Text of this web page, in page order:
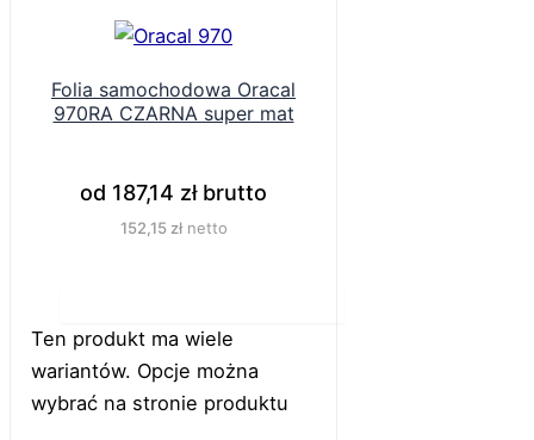
Folia samochodowa Oracal
970RA CZARNA super mat
od 187,14 złbrutto
152,15 złnetto
Ten produkt ma wiele
wariantów. Opcje można
wybrać na stronie produktu